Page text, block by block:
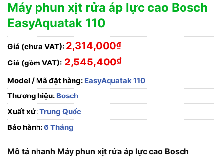
Máy phun xịt rửa áp lực cao Bosch
EasyAquatak 110
Giá (chưa VAT): 2,314,000₫
Giá (gồm VAT): 2,545,400₫
Model / Mã đặt hàng: EasyAquatak 110
Thương hiệu: Bosch
Xuất xứ:Trung Quốc
Bảo hành:6 Tháng
Mô tả nhanh Máy phun xịt rửa áp lực cao Bosch